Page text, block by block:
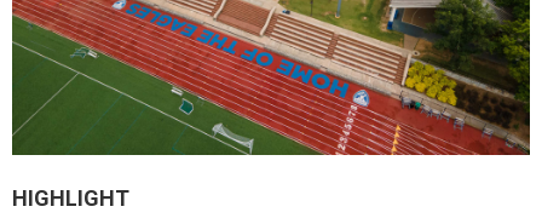
HIGHLIGHT